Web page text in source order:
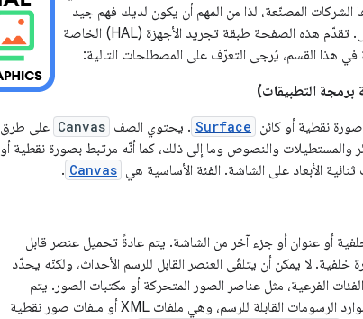
الشركات المصنّعة، لذا من المهم أن يكون لديك فهم جيد
لطريقة عمل واجهات برمجة التطبيقات هذه على مستوى أعلى. تقدّم هذه الصفحة طبقة تجريد الأجهزة (HAL) الخاصة
في هذا القسم، يُرجى التعرّف على المصطلحات التالية:
التطبيقات)
نقطية أو كائن Surface . يحتوي الصف Canvas على طرق
والمستطيلات والنصوص وما إلى ذلك، كما أنّه مرتبط بصورة نقطية أو
الأبعاد على الشاشة. الفئة الأساسية هي Canvas
.
أو عنوان أو جزء آخر من الشاشة. يتم عادةً تحميل عنصر قابل
لا يمكن أن يتلقّى العنصر القابل للرسم الأحداث، ولكنّه يحدّد
الفرعية، مثل عناصر الصور المتحركة أو مكتبات الصور. يتم
تحميل العديد من عناصر الرسومات القابلة للرسم من ملفات موارد الرسومات القابلة للرسم، وهي ملفات XML أو ملفات صور نقطية